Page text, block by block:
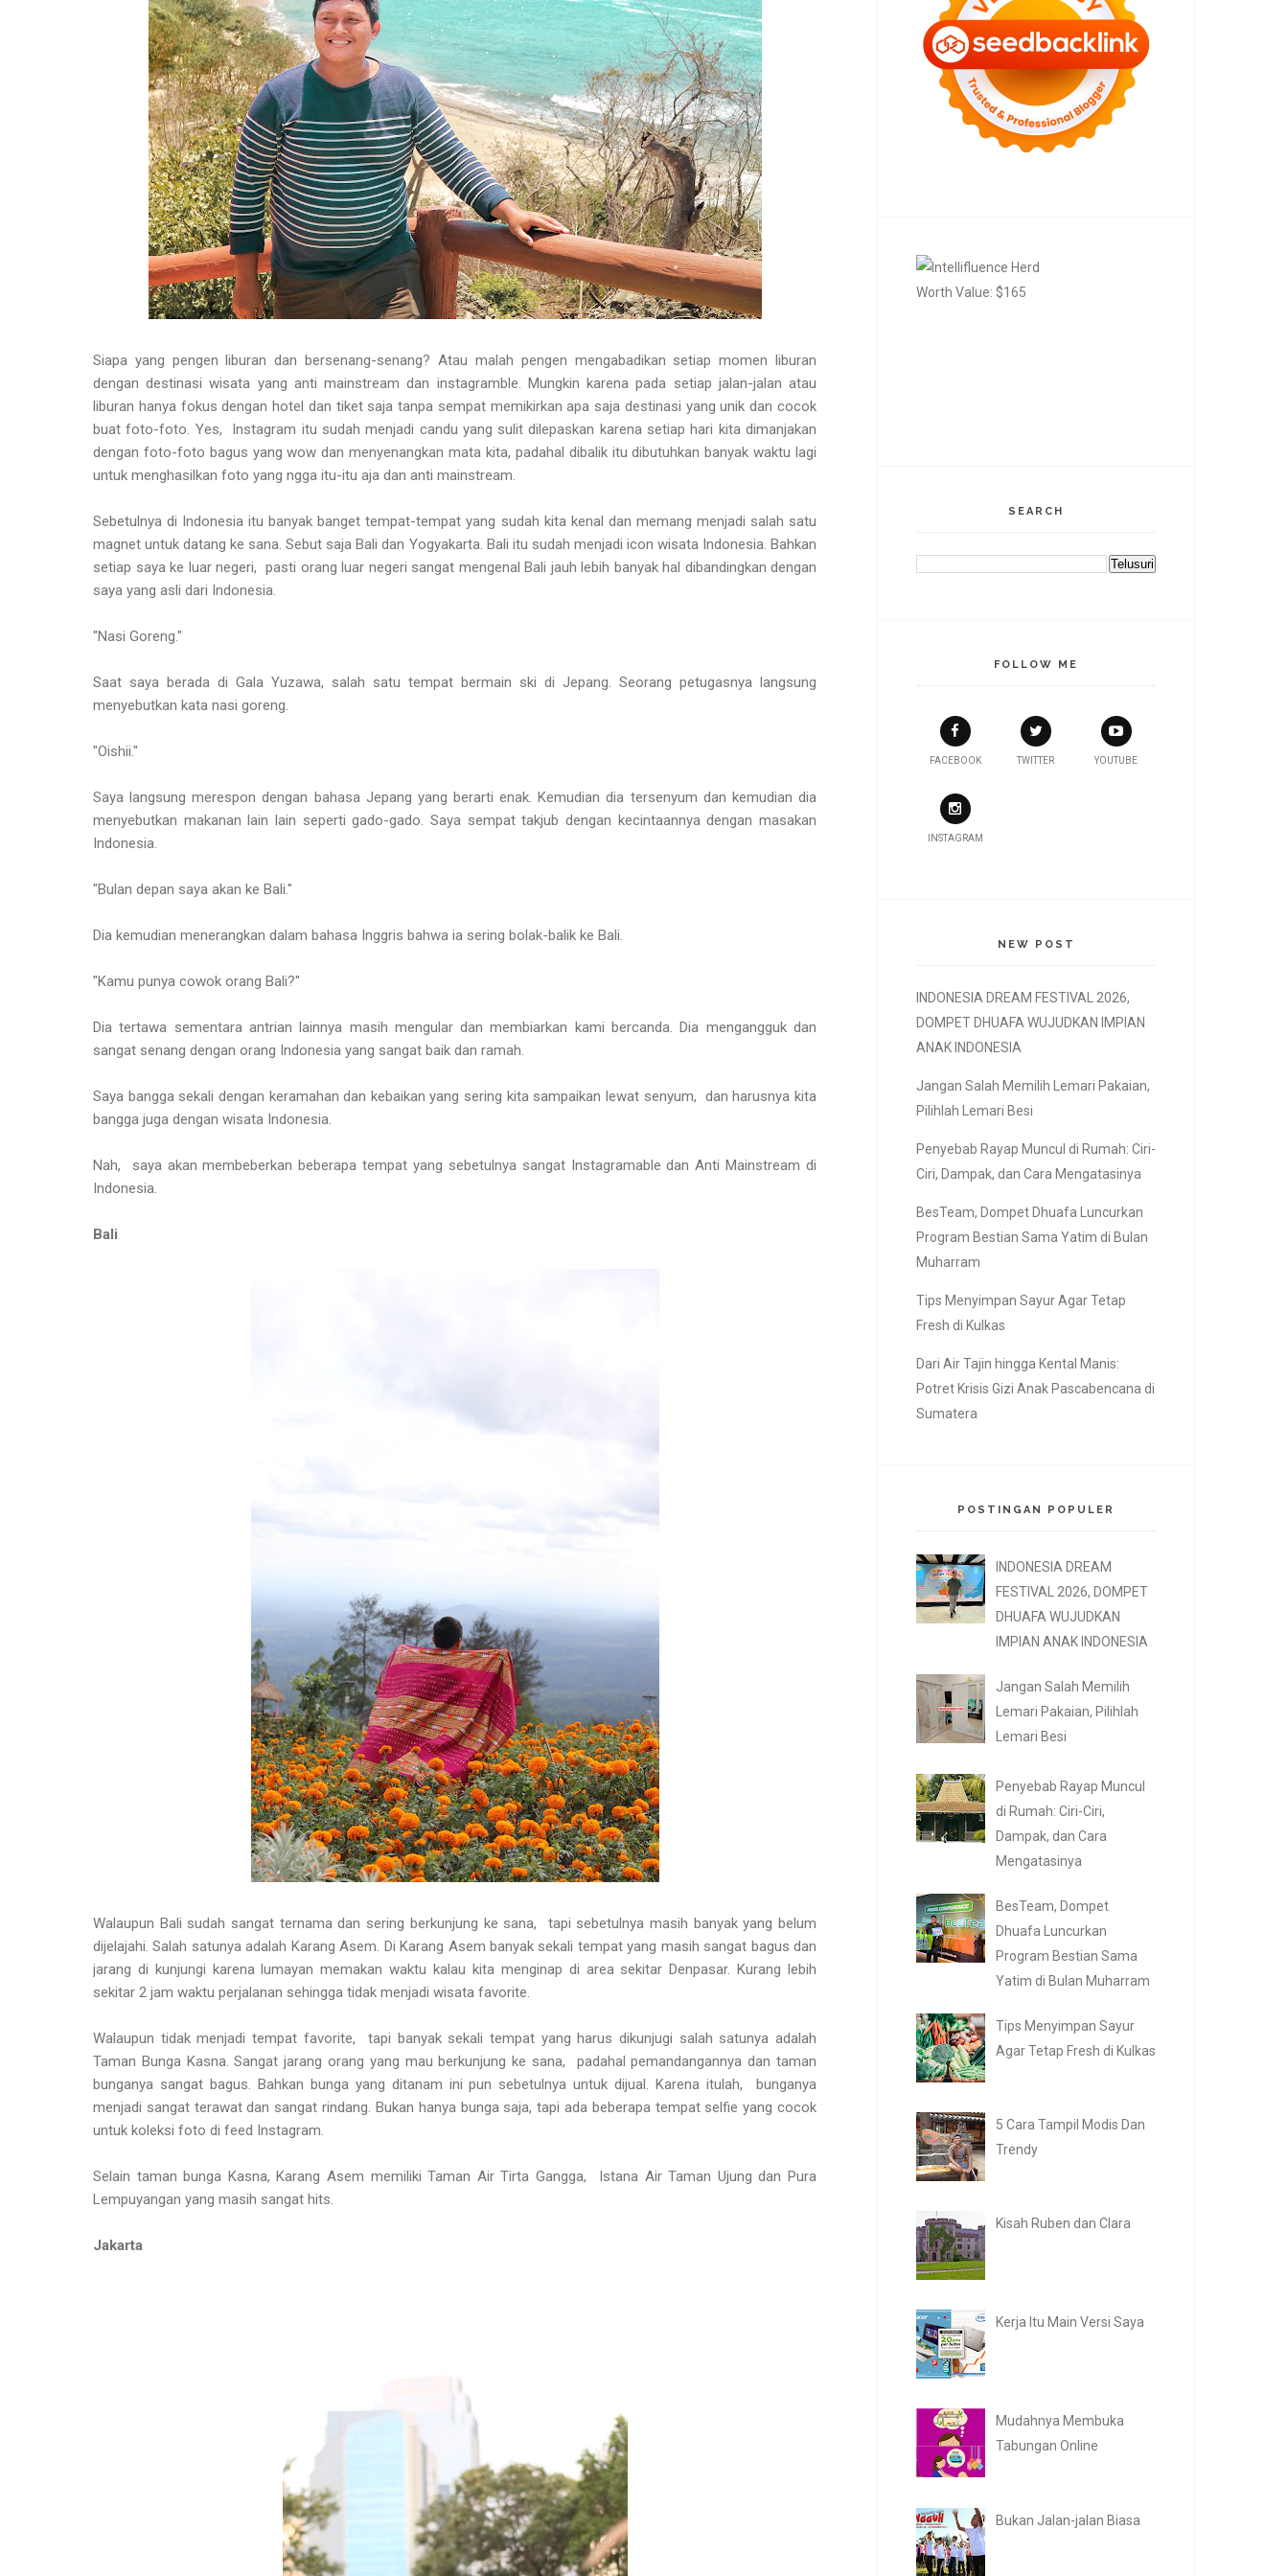
Siapa yang pengen liburan dan bersenang-senang? Atau malah pengen mengabadikan setiap momen liburan
dengan destinasi wisata yang anti mainstream dan instagramble. Mungkin karena pada setiap jalan-jalan atau
liburan hanya fokus dengan hotel dan tiket saja tanpa sempat memikirkan apa saja destinasi yang unik dan cocok
buat foto-foto. Yes, Instagram itu sudah menjadi candu yang sulit dilepaskan karena setiap hari kita dimanjakan
dengan foto-foto bagus yang wow dan menyenangkan mata kita, padahal dibalik itu dibutuhkan banyak waktu lagi
untuk menghasilkan foto yang ngga itu-itu aja dan anti mainstream.
Sebetulnya di Indonesia itu banyak banget tempat-tempat yang sudah kita kenal dan memang menjadi salah satu
magnet untuk datang ke sana. Sebut saja Bali dan Yogyakarta. Bali itu sudah menjadi icon wisata Indonesia. Bahkan
setiap saya ke luar negeri, pasti orang luar negeri sangat mengenal Bali jauh lebih banyak hal dibandingkan dengan
saya yang asli dari Indonesia.
"Nasi Goreng."
Saat saya berada di Gala Yuzawa, salah satu tempat bermain ski di Jepang. Seorang petugasnya langsung
menyebutkan kata nasi goreng.
"Oishii."
Saya langsung merespon dengan bahasa Jepang yang berarti enak. Kemudian dia tersenyum dan kemudian dia
menyebutkan makanan lain lain seperti gado-gado. Saya sempat takjub dengan kecintaannya dengan masakan
Indonesia.
"Bulan depan saya akan ke Bali."
Dia kemudian menerangkan dalam bahasa Inggris bahwa ia sering bolak-balik ke Bali.
"Kamu punya cowok orang Bali?"
Dia tertawa sementara antrian lainnya masih mengular dan membiarkan kami bercanda. Dia mengangguk dan
sangat senang dengan orang Indonesia yang sangat baik dan ramah.
Saya bangga sekali dengan keramahan dan kebaikan yang sering kita sampaikan lewat senyum, dan harusnya kita
bangga juga dengan wisata Indonesia.
Nah, saya akan membeberkan beberapa tempat yang sebetulnya sangat Instagramable dan Anti Mainstream di
Indonesia.
Bali
Walaupun Bali sudah sangat ternama dan sering berkunjung ke sana, tapi sebetulnya masih banyak yang belum
dijelajahi. Salah satunya adalah Karang Asem. Di Karang Asem banyak sekali tempat yang masih sangat bagus dan
jarang di kunjungi karena lumayan memakan waktu kalau kita menginap di area sekitar Denpasar. Kurang lebih
sekitar 2 jam waktu perjalanan sehingga tidak menjadi wisata favorite.
Walaupun tidak menjadi tempat favorite, tapi banyak sekali tempat yang harus dikunjugi salah satunya adalah
Taman Bunga Kasna. Sangat jarang orang yang mau berkunjung ke sana, padahal pemandangannya dan taman
bunganya sangat bagus. Bahkan bunga yang ditanam ini pun sebetulnya untuk dijual. Karena itulah, bunganya
menjadi sangat terawat dan sangat rindang. Bukan hanya bunga saja, tapi ada beberapa tempat selfie yang cocok
untuk koleksi foto di feed Instagram.
Selain taman bunga Kasna, Karang Asem memiliki Taman Air Tirta Gangga, Istana Air Taman Ujung dan Pura
Lempuyangan yang masih sangat hits.
Jakarta
SEARCH
FOLLOW ME
FACEBOOK TWITTER YOUTUBE
INSTAGRAM
NEW POST
INDONESIA DREAM FESTIVAL 2026,
DOMPET DHUAFA WUJUDKAN IMPIAN
ANAK INDONESIA
Jangan Salah Memilih Lemari Pakaian,
Pilihlah Lemari Besi
Penyebab Rayap Muncul di Rumah: Ciri-
Ciri, Dampak, dan Cara Mengatasinya
BesTeam, Dompet Dhuafa Luncurkan
Program Bestian Sama Yatim di Bulan
Muharram
Tips Menyimpan Sayur Agar Tetap
Fresh di Kulkas
Dari Air Tajin hingga Kental Manis:
Potret Krisis Gizi Anak Pascabencana di
Sumatera
POSTINGAN POPULER
INDONESIA DREAM
FESTIVAL 2026, DOMPET
DHUAFA WUJUDKAN
IMPIAN ANAK INDONESIA
Jangan Salah Memilih
Lemari Pakaian, Pilihlah
Lemari Besi
Penyebab Rayap Muncul
di Rumah: Ciri-Ciri,
Dampak, dan Cara
Mengatasinya
BesTeam, Dompet
Dhuafa Luncurkan
Program Bestian Sama
Yatim di Bulan Muharram
Tips Menyimpan Sayur
Agar Tetap Fresh di Kulkas
5 Cara Tampil Modis Dan
Trendy
Kisah Ruben dan Clara
Kerja Itu Main Versi Saya
Mudahnya Membuka
Tabungan Online
Bukan Jalan-jalan Biasa